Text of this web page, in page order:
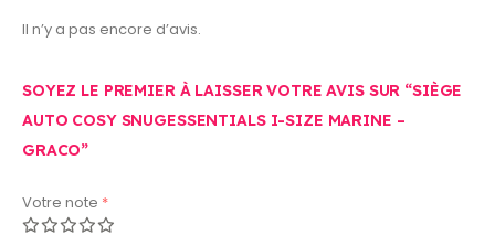
Il n’y a pas encore d’avis.
SOYEZ LE PREMIER À LAISSER VOTRE AVIS SUR “SIÈGE
AUTO COSY SNUGESSENTIALS I-SIZE MARINE –
GRACO”
Votre note *